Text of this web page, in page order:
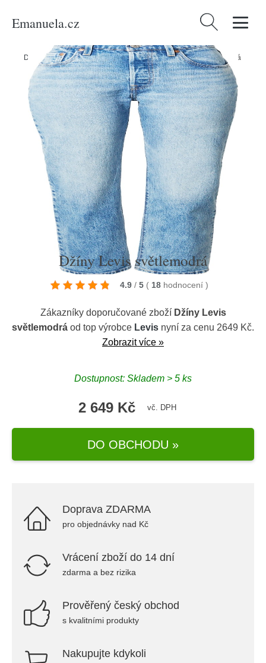
Emanuela.cz Vyhledávání
Domů/Produkty/Ženy/Oblečení/Džíny/Džíny Levis světlemodrá
Džíny Levis světlemodrá
4.9 / 5 ( 18 hodnocení )
Zákazníky doporučované zboží Džíny Levis
světlemodrá od top výrobce Levis nyní za cenu 2649 Kč.
Zobrazit více »
Dostupnost: Skladem > 5 ks
2 649 Kč vč. DPH
DO OBCHODU »
Doprava ZDARMA
pro objednávky nad Kč
Vrácení zboží do 14 dní
zdarma a bez rizika
Prověřený český obchod
s kvalitními produkty
Nakupujte kdykoli